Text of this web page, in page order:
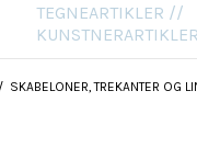
TEGNEARTIKLER //
KUNSTNERARTIKLER
/ SKABELONER, TREKANTER OG